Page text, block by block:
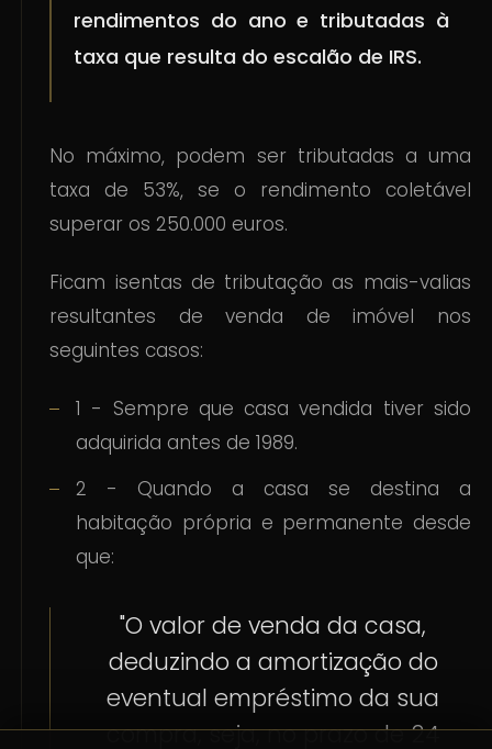
rendimentos do ano e tributadas à
taxa que resulta do escalão de IRS.
No máximo, podem ser tributadas a uma
taxa de 53%, se o rendimento coletável
superar os 250.000 euros.
Ficam isentas de tributação as mais-valias
resultantes de venda de imóvel nos
seguintes casos:
1 - Sempre que casa vendida tiver sido
adquirida antes de 1989.
2 - Quando a casa se destina a
habitação própria e permanente desde
que:
"O valor de venda da casa,
deduzindo a amortização do
eventual empréstimo da sua
compra, seja, no prazo de 24